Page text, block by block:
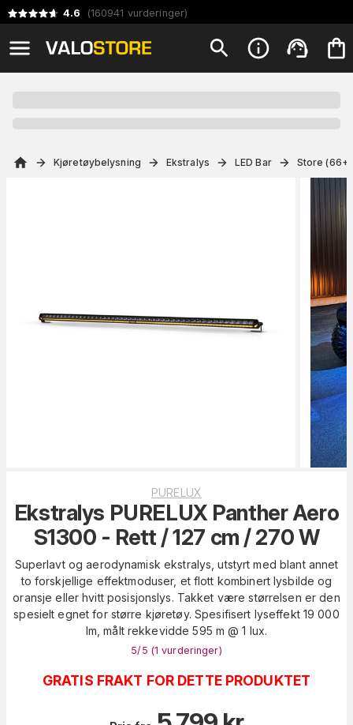
4.6 (160941 vurderinger)
Kjøretøybelysning Ekstralys LED Bar Store (66+
PURELUX
Ekstralys PURELUX Panther Aero
S1300 - Rett / 127 cm / 270 W
Superlavt og aerodynamisk ekstralys, utstyrt med blant annet
to forskjellige effektmoduser, et flott kombinert lysbilde og
oransje eller hvitt posisjonslys. Takket være størrelsen er den
spesielt egnet for større kjøretøy. Spesifisert lyseffekt 19 000
lm, målt rekkevidde 595 m @ 1 lux.
5/5 (1 vurderinger)
GRATIS FRAKT FOR DETTE PRODUKTET